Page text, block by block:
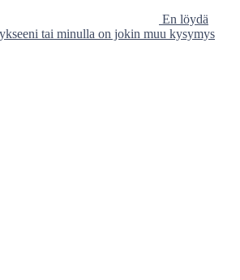
En löydä
tai minulla on jokin muu kysymys